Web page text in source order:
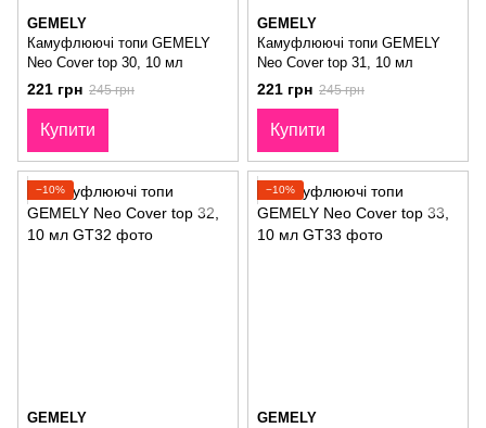
GEMELY
Камуфлюючі топи GEMELY
Neo Cover top 30, 10 мл
221 грн 245 грн
Купити
GEMELY
Камуфлюючі топи GEMELY
Neo Cover top 31, 10 мл
221 грн 245 грн
Купити
−10%
GEMELY
−10%
GEMELY